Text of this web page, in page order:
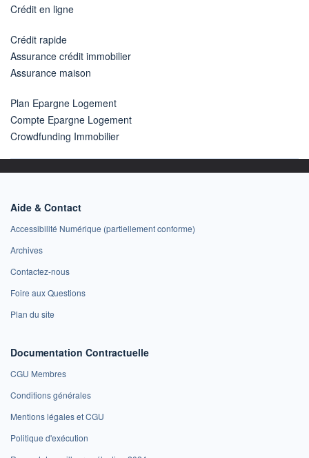
Crédit en ligne
Crédit rapide
Assurance crédit immobilier
Assurance maison
Plan Epargne Logement
Compte Epargne Logement
Crowdfunding Immobilier
Aide & Contact
Accessibilité Numérique (partiellement conforme)
Archives
Contactez-nous
Foire aux Questions
Plan du site
Documentation Contractuelle
CGU Membres
Conditions générales
Mentions légales et CGU
Politique d'exécution